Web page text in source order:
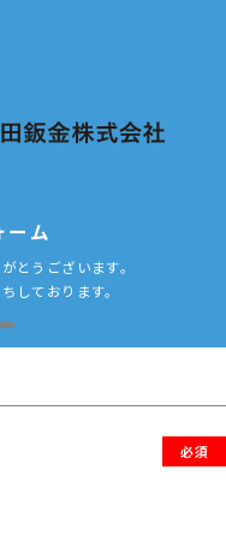
ーム
とうございます。
しております。
必須